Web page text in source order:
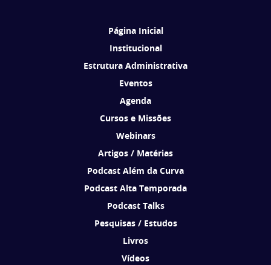
Página Inicial
Institucional
Estrutura Administrativa
Eventos
Agenda
Cursos e Missões
Webinars
Artigos / Matérias
Podcast Além da Curva
Podcast Alta Temporada
Podcast Talks
Pesquisas / Estudos
Livros
Vídeos